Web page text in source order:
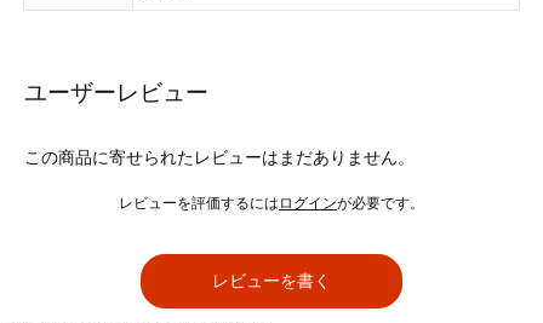
ユーザーレビュー
この商品に寄せられたレビューはまだありません。
レビューを評価するには ログインが必要です。
レビューを書く